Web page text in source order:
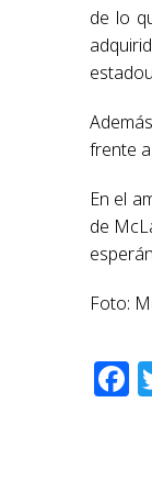
de lo
frente
En el
de
Foto: